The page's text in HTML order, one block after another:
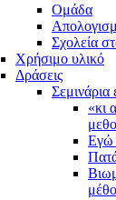
Ομάδα
Σχολεία
Χρήσιμο υλικό
Δράσεις
Σεμινάρια
«κι
Εγώ